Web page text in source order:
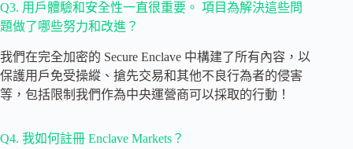
Q3. 用戶體驗和安全性一直很重要。 項目為解決這些問
題做了哪些努力和改進？
我們在完全加密的 Secure Enclave 中構建了所有內容，以
保護用戶免受操縱、搶先交易和其他不良行為者的侵害
等，包括限制我們作為中央運營商可以採取的行動！
Q4. 我如何註冊 Enclave Markets？